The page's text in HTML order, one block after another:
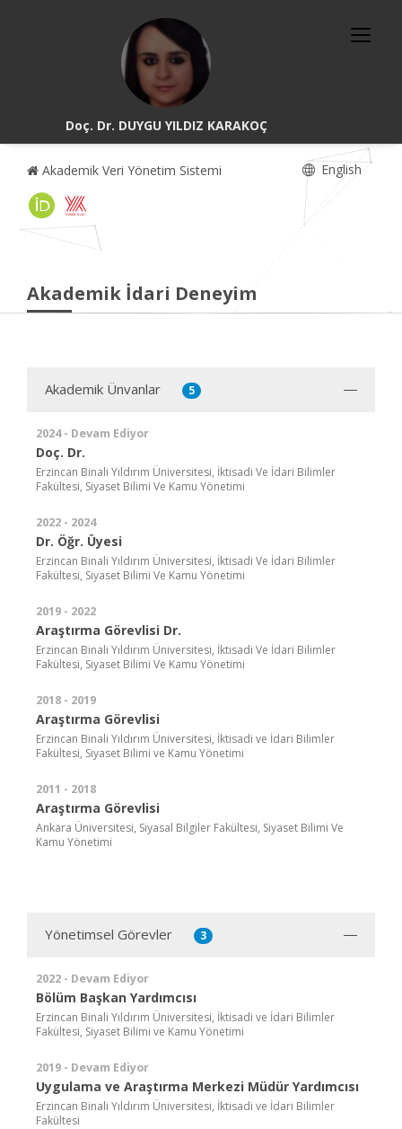
Doç. Dr. DUYGU YILDIZ KARAKOÇ
Akademik Veri Yönetim Sistemi English
Akademik İdari Deneyim
Akademik Ünvanlar 5
2024 - Devam Ediyor
Doç. Dr.
Erzincan Binali Yıldırım Üniversitesi, İktisadi Ve İdari Bilimler
Fakültesi, Siyaset Bilimi Ve Kamu Yönetimi
2022 - 2024
Dr. Öğr. Üyesi
Erzincan Binali Yıldırım Üniversitesi, İktisadi Ve İdari Bilimler
Fakültesi, Siyaset Bilimi Ve Kamu Yönetimi
2019 - 2022
Araştırma Görevlisi Dr.
Erzincan Binali Yıldırım Üniversitesi, İktisadi Ve İdari Bilimler
Fakültesi, Siyaset Bilimi Ve Kamu Yönetimi
2018 - 2019
Araştırma Görevlisi
Erzincan Binali Yıldırım Üniversitesi, İktisadi ve İdari Bilimler
Fakültesi, Siyaset Bilimi ve Kamu Yönetimi
2011 - 2018
Araştırma Görevlisi
Ankara Üniversitesi, Siyasal Bilgiler Fakültesi, Siyaset Bilimi Ve
Kamu Yönetimi
Yönetimsel Görevler 3
2022 - Devam Ediyor
Bölüm Başkan Yardımcısı
Erzincan Binali Yıldırım Üniversitesi, İktisadi ve İdari Bilimler
Fakültesi, Siyaset Bilimi ve Kamu Yönetimi
2019 - Devam Ediyor
Uygulama ve Araştırma Merkezi Müdür Yardımcısı
Erzincan Binali Yıldırım Üniversitesi, İktisadi ve İdari Bilimler
Fakültesi